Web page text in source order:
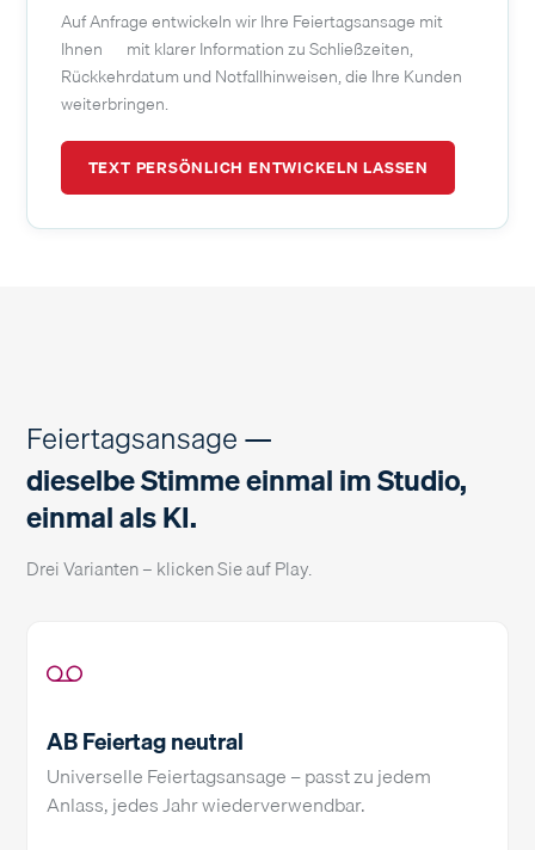
Auf Anfrage entwickeln wir Ihre Feiertagsansage mit
Ihnen — mit klarer Information zu Schließzeiten,
Rückkehrdatum und Notfallhinweisen, die Ihre Kunden
weiterbringen.
TEXT PERSÖNLICH ENTWICKELN LASSEN
Feiertagsansage —
dieselbe Stimme einmal im Studio,
einmal als KI.
Drei Varianten – klicken Sie auf Play.
AB Feiertag neutral
Universelle Feiertagsansage – passt zu jedem
Anlass, jedes Jahr wiederverwendbar.